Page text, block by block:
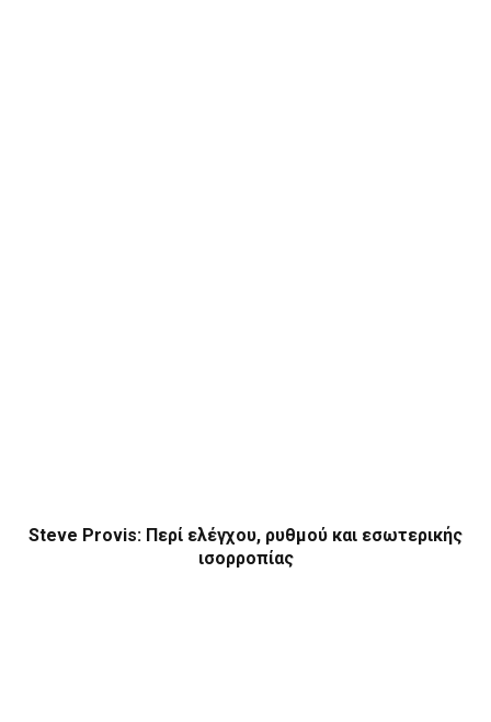
Steve Provis: Περί ελέγχου, ρυθμού και εσωτερικής
ισορροπίας